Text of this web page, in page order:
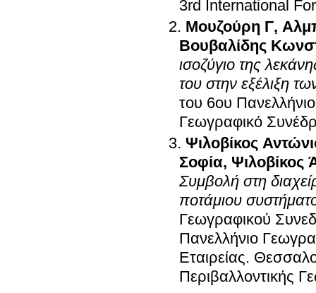
3rd International
Μουζούρη Γ,
Βουβαλίδης
ισοζύγιο της
του στην εξέλιξη
του 6ου
Γεωγραφικό
Ψιλοβίκος
Σοφία, Ψιλοβίκος
Συμβολή στη
ποτάμιου
Γεωγραφικού
Πανελλήνιο
Εταιρείας.
Περιβαλλοντικής